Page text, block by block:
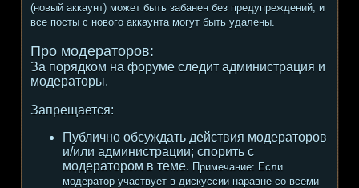
(новый аккаунт) может быть забанен без предупреждений, и
все посты с нового аккаунта могут быть удалены.
Про модераторов:
За порядком на форуме следит администрация и
модераторы.
Запрещается:
Публично обсуждать действия модераторов
и/или администрации; спорить с
модератором в теме. Примечание: Если
модератор участвует в дискуссии наравне со всеми